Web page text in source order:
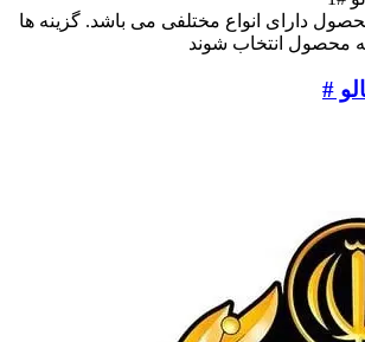
دارای انواع مختلفی می باشد. گزینه ها
انتخاب شوند
#